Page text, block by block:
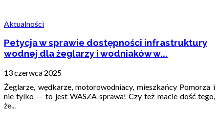
Aktualności
Petycja w sprawie dostępności infrastruktury
wodnej dla żeglarzy i wodniaków w...
13 czerwca 2025
Żeglarze, wędkarze, motorowodniacy, mieszkańcy Pomorza i
nie tylko — to jest WASZA sprawa! Czy też macie dość tego,
że...